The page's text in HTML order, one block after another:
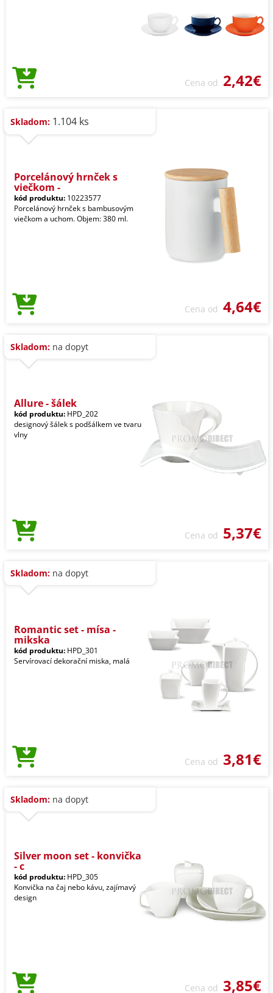
Cena od 2,42€
Skladom: 1.104 ks
Porcelánový hrnček s
viečkom -
kód produktu: 10223577
Porcelánový hrnček s bambusovým
viečkom a uchom. Objem: 380 ml.
Cena od 4,64€
Skladom: na dopyt
Allure - šálek
kód produktu: HPD_202
designový šálek s podšálkem ve tvaru
vlny
Cena od 5,37€
Skladom: na dopyt
Romantic set - mísa -
mikska
kód produktu: HPD_301
Servírovací dekorační miska, malá
Cena od 3,81€
Skladom: na dopyt
Silver moon set - konvička
- c
kód produktu: HPD_305
Konvička na čaj nebo kávu, zajímavý
design
Cena od 3,85€